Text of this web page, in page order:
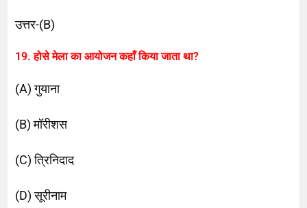
उत्तर-(B)
19. होसे मेला का आयोजन कहाँ किया जाता था?
(A) गुयाना
(B) मॉरीशस
(C) त्रिनिदाद
(D) सूरीनाम